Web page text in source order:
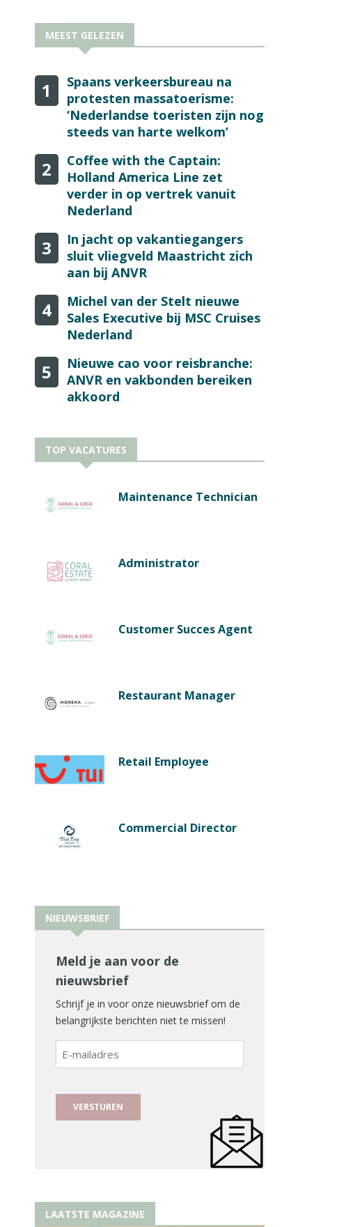
MEEST GELEZEN
1
Spaans verkeersbureau na
protesten massatoerisme:
‘Nederlandse toeristen zijn nog
steeds van harte welkom’
2
Coffee with the Captain:
Holland America Line zet
verder in op vertrek vanuit
Nederland
3
In jacht op vakantiegangers
sluit vliegveld Maastricht zich
aan bij ANVR
4
Michel van der Stelt nieuwe
Sales Executive bij MSC Cruises
Nederland
5
Nieuwe cao voor reisbranche:
ANVR en vakbonden bereiken
akkoord
TOP VACATURES
Maintenance Technician
Administrator
Customer Succes Agent
Restaurant Manager
Retail Employee
Commercial Director
NIEUWSBRIEF
Meld je aan voor de
nieuwsbrief
Schrijf je in voor onze nieuwsbrief om de
belangrijkste berichten niet te missen!
E-
mailadres
LAATSTE MAGAZINE